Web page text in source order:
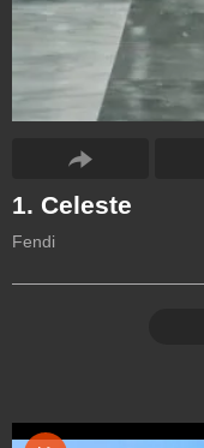
1. Celeste
Fendi